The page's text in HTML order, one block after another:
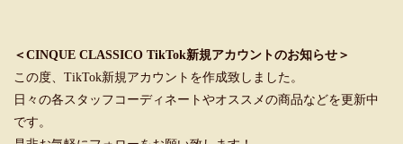
＜CINQUE CLASSICO TikTok新規アカウントのお知らせ＞
この度、TikTok新規アカウントを作成致しました。
日々の各スタッフコーディネートやオススメの商品などを更新中
です。